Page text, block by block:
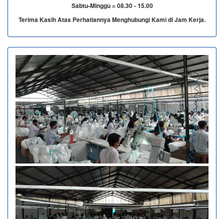
Sabtu-Minggu = 08.30 - 15.00
Terima Kasih Atas Perhatiannya Menghubungi Kami di Jam Kerja.